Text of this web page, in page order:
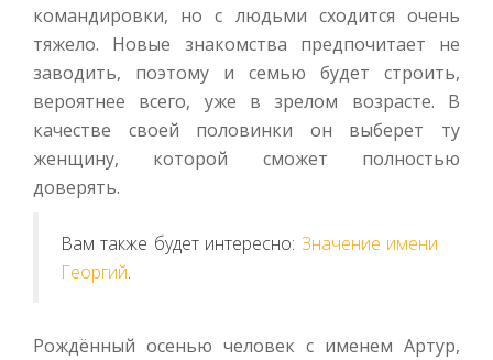
командировки, но с людьми сходится очень
тяжело. Новые знакомства предпочитает не
заводить, поэтому и семью будет строить,
вероятнее всего, уже в зрелом возрасте. В
качестве своей половинки он выберет ту
женщину, которой сможет полностью
доверять.
Вам также будет интересно: Значение имени
Георгий.
Рождённый осенью человек с именем Артур,